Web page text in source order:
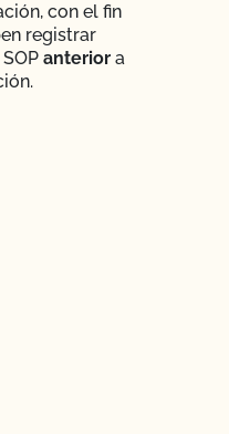
con el fin
registrar
anterior a